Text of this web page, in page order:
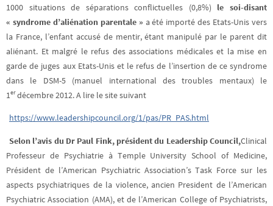
1000 situations de séparations conflictuelles (0,8%) le soi-disant
« syndrome d’aliénation parentale » a été importé des Etats-Unis vers
la France, l’enfant accusé de mentir, étant manipulé par le parent dit
aliénant. Et malgré le refus des associations médicales et la mise en
garde de juges aux Etats-Unis et le refus de l’insertion de ce syndrome
dans le DSM-5 (manuel international des troubles mentaux) le
1erdécembre 2012. A lire le site suivant
https://www.leadershipcouncil.org/1/pas/PR_PAS.html
Selon l’avis du Dr Paul Fink, président du Leadership Council,Clinical
Professeur de Psychiatrie à Temple University School of Medicine,
Président de l’American Psychiatric Association’s Task Force sur les
aspects psychiatriques de la violence, ancien President de l’American
Psychiatric Association (AMA), et de l’American College of Psychiatrists,